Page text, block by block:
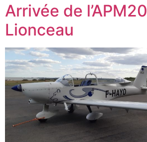
Arrivée de l’APM20
Lionceau